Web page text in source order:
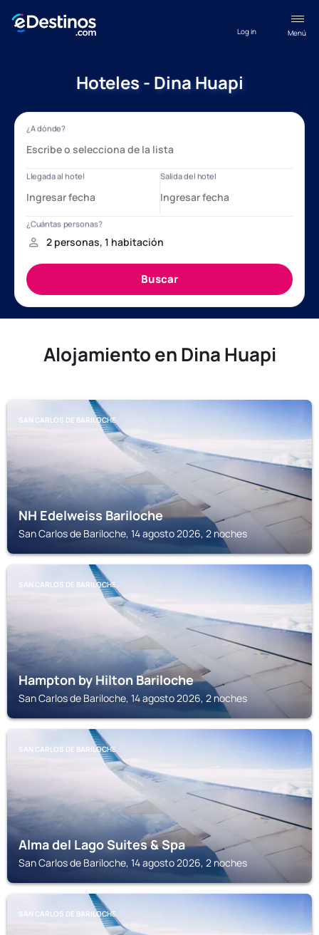
Menú
Log in
Hoteles - Dina Huapi
Alojamiento en Dina Huapi
SAN CARLOS DE BARILOCHE
NH Edelweiss Bariloche
San Carlos de Bariloche, 14 agosto 2026, 2 noches
SAN CARLOS DE BARILOCHE
Hampton by Hilton Bariloche
San Carlos de Bariloche, 14 agosto 2026, 2 noches
SAN CARLOS DE BARILOCHE
Alma del Lago Suites & Spa
San Carlos de Bariloche, 14 agosto 2026, 2 noches
SAN CARLOS DE BARILOCHE